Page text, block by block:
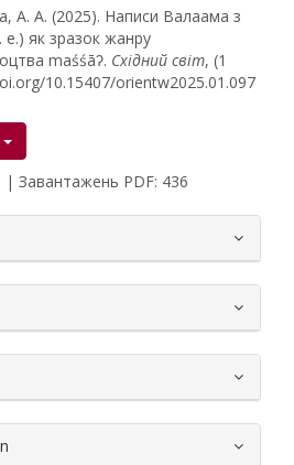
А. А. (2025). Написи Валаама з
е.) як зразок жанру
maśśāʔ. Східний світ, (1
10.15407/orientw2025.01.097
| Завантажень PDF: 436